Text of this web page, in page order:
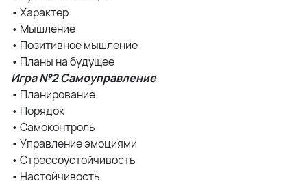
• Характер
• Мышление
• Позитивное мышление
• Планы на будущее
Игра №2 Самоуправление
• Планирование
• Порядок
• Самоконтроль
• Управление эмоциями
• Стрессоустойчивость
• Настойчивость